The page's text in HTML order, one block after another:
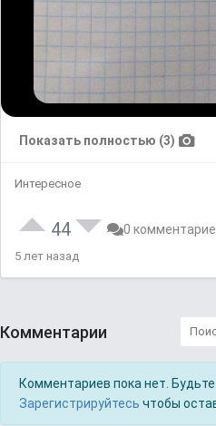
Показать полностью (3)
Интересное
44 0
5 лет назад
Комментарии
Комментариев пока нет.
Зарегистрируйтесь чтобы